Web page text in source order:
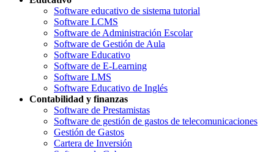
Software educativo de sistema tutorial
Software LCMS
Software de Administración Escolar
Software de Gestión de Aula
Software Educativo
Software de E-Learning
Software LMS
Software Educativo de Inglés
Contabilidad y finanzas
Software de Prestamistas
Software de gestión de gastos de telecomunicaciones
Gestión de Gastos
Cartera de Inversión